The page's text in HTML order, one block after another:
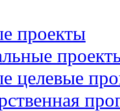
проекты
целевые